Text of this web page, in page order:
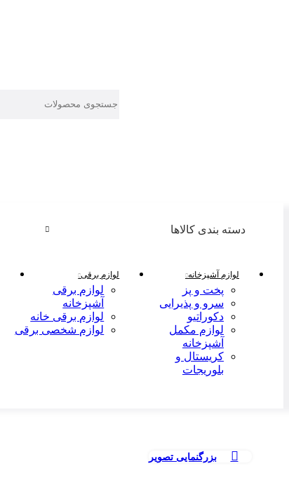
دسته بندی کالاها
لوازم آشپزخانه
پخت و پز
سرو و پذیرایی
دکوراتیو
لوازم مکمل
آشپزخانه
کریستال و
بلوریجات
لوازم برقی
لوازم برقی
آشپزخانه
لوازم برقی خانه
لوازم شخصی برقی
بزرگنمایی تصویر